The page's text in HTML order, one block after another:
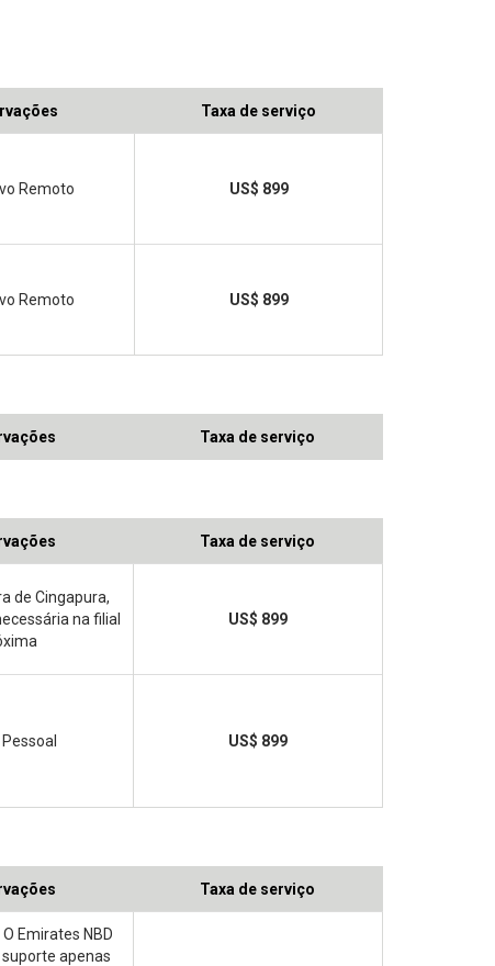
Taxa de serviço
Remoto US$ 899
Remoto US$ 899
Taxa de serviço
Taxa de serviço
de Cingapura,
na filial
US$ 899
US$ 899
Taxa de serviço
Emirates NBD
apenas